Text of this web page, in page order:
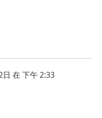
在 下午 2:33